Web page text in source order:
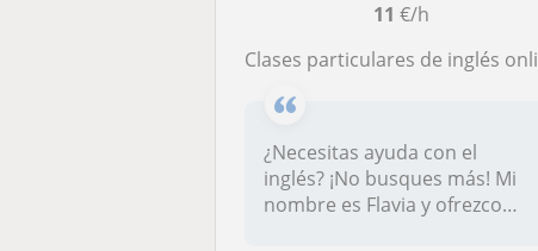
11 €/h
Clases particulares de inglés online o presenciales
¿Necesitas ayuda con el
inglés? ¡No busques más! Mi
nombre es Flavia y ofrezco